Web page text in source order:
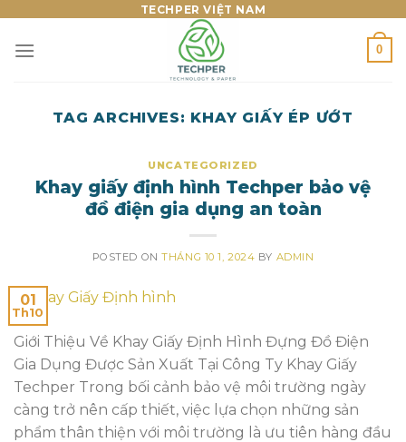
content
TECHPER VIỆT NAM
0
TAG ARCHIVES: KHAY GIẤY ÉP ƯỚT
UNCATEGORIZED
Khay giấy định hình Techper bảo vệ
đồ điện gia dụng an toàn
POSTED ONTHÁNG 10 1, 2024 BY ADMIN
01
Th10
Giới Thiệu Về Khay Giấy Định Hình Đựng Đồ Điện
Gia Dụng Được Sản Xuất Tại Công Ty Khay Giấy
Techper Trong bối cảnh bảo vệ môi trường ngày
càng trở nên cấp thiết, việc lựa chọn những sản
phẩm thân thiện với môi trường là ưu tiên hàng đầu